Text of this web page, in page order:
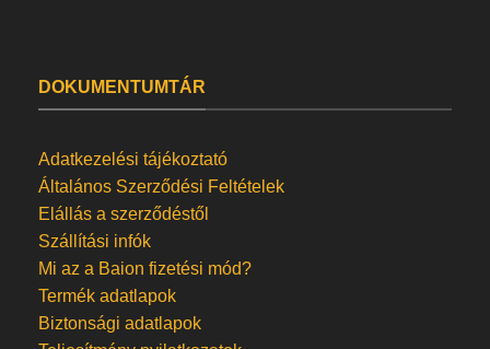
DOKUMENTUMTÁR
Adatkezelési tájékoztató
Általános Szerződési Feltételek
Elállás a szerződéstől
Szállítási infók
Mi az a Baion fizetési mód?
Termék adatlapok
Biztonsági adatlapok